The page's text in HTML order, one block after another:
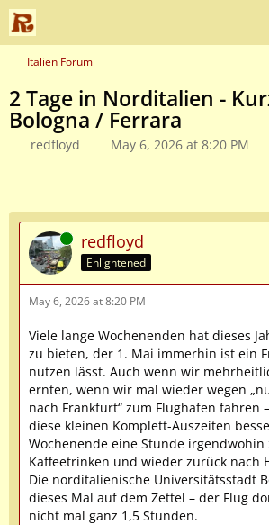
Italien Forum
2 Tage in Norditalien -
Bologna / Ferrara
redfloyd May 6, 2026 at 8:20 PM
Online redfloyd
Enlightened
May 6, 2026 at 8:20 PM
Viele lange Wochenenden hat dieses
zu bieten, der 1. Mai immerhin ist ein
nutzen lässt. Auch wenn wir
ernten, wenn wir mal wieder wegen
nach Frankfurt“ zum Flughafen fahren
diese kleinen Komplett-Auszeiten
Wochenende eine Stunde irgendwohin
Kaffeetrinken und wieder zurück nach
Die norditalienische Universitätsstadt
dieses Mal auf dem Zettel – der Flug
nicht mal ganz 1,5 Stunden.